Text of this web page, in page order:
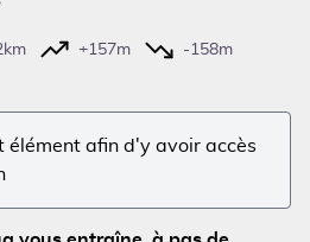
+157m
-158m
élément afin d'y avoir accès